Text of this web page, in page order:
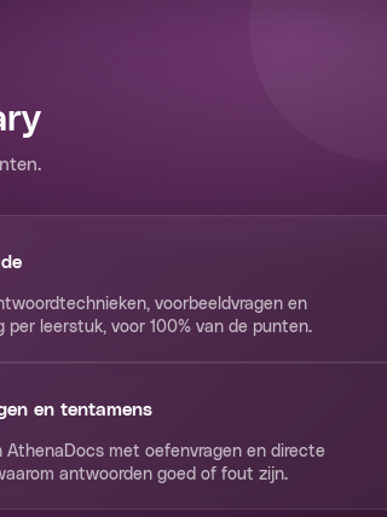
voorbeeldvragen en
per leerstuk, voor 100% van de punten.
en tentamens
AthenaDocs met oefenvragen en directe
antwoorden goed of fout zijn.